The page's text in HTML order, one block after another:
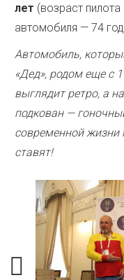
лет (возраст
автомобиля — 74
Автомобиль,
«Дед», родом еще с
выглядит ретро, ​​а
подкован —
современной жизни
ставят!